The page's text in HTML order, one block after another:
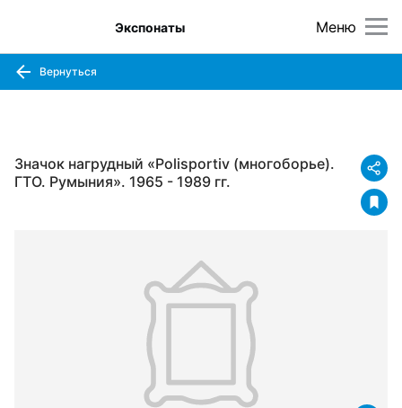
Меню
Экспонаты
Вернуться
Значок нагрудный «Polisportiv (многоборье).
ГТО. Румыния». 1965 - 1989 гг.